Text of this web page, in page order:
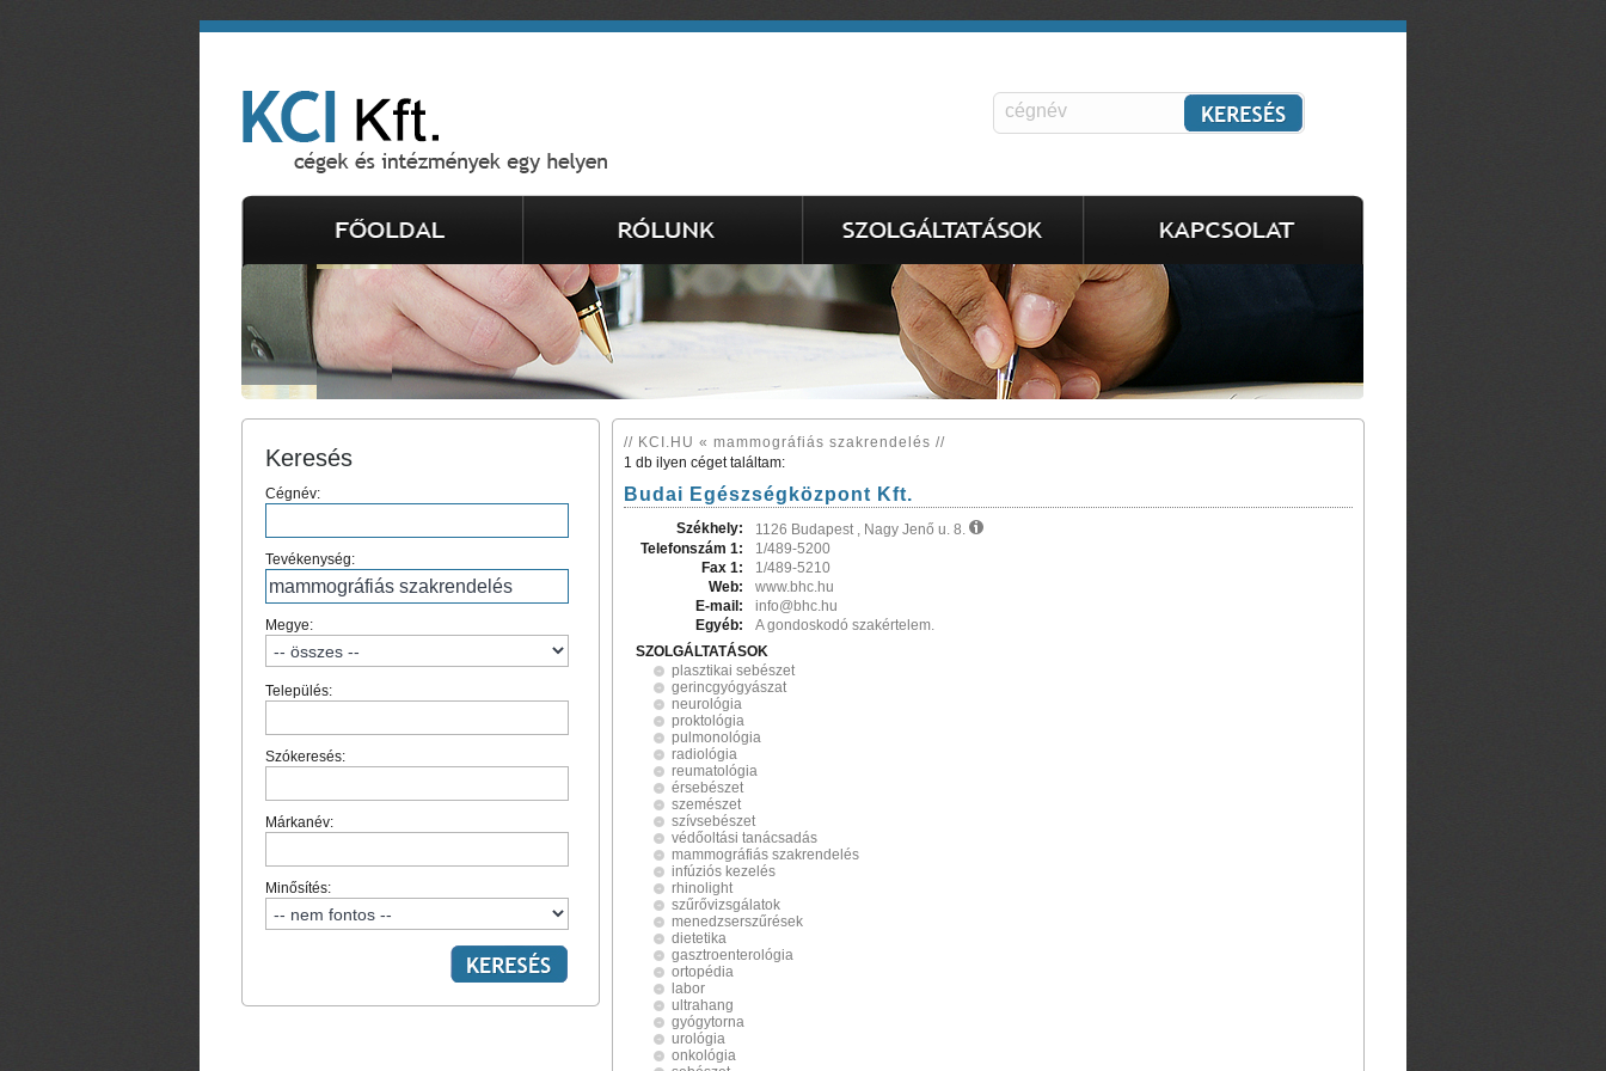
Keresés
Cégnév:
Tevékenység:
Megye:
Település:
Szókeresés:
Márkanév:
Minősítés:
// KCI.HU « mammográfiás szakrendelés //
1 db ilyen céget találtam:
Budai Egészségközpont Kft.
Székhely:
1126 Budapest , Nagy Jenő u. 8.
Telefonszám 1:
1/489-5200
Fax 1:
1/489-5210
Web:
www.bhc.hu
E-mail:
info@bhc.hu
Egyéb:
A gondoskodó szakértelem.
SZOLGÁLTATÁSOK
plasztikai sebészet
gerincgyógyászat
neurológia
proktológia
pulmonológia
radiológia
reumatológia
érsebészet
szemészet
szívsebészet
védőoltási tanácsadás
mammográfiás szakrendelés
infúziós kezelés
rhinolight
szűrővizsgálatok
menedzserszűrések
dietetika
gasztroenterológia
ortopédia
labor
ultrahang
gyógytorna
urológia
onkológia